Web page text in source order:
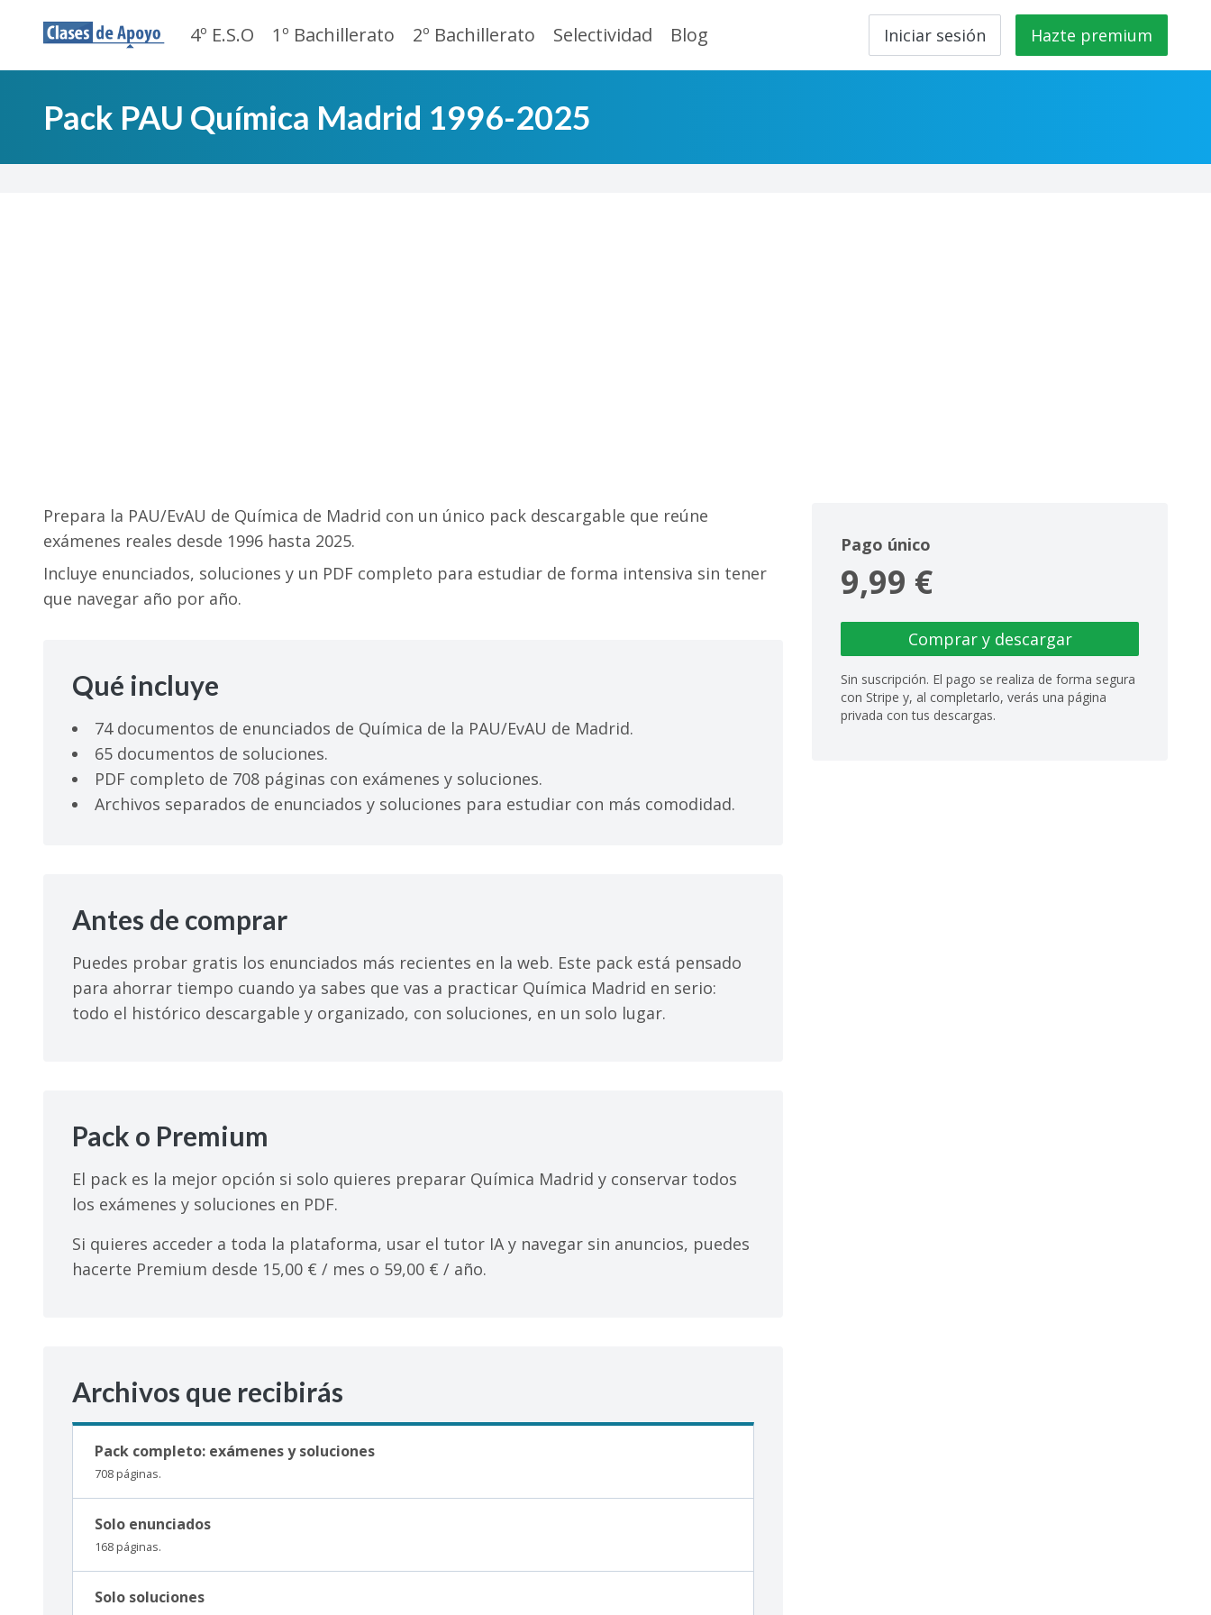
4º E.S.O 1º Bachillerato 2º Bachillerato Selectividad Blog Iniciar sesión Hazte premium
Pack PAU Química Madrid 1996-2025
Prepara la PAU/EvAU de Química de Madrid con un único pack descargable que reúne
exámenes reales desde 1996 hasta 2025.
Incluye enunciados, soluciones y un PDF completo para estudiar de forma intensiva sin tener
que navegar año por año.
Qué incluye
74 documentos de enunciados de Química de la PAU/EvAU de Madrid.
65 documentos de soluciones.
PDF completo de 708 páginas con exámenes y soluciones.
Archivos separados de enunciados y soluciones para estudiar con más comodidad.
Antes de comprar
Puedes probar gratis los enunciados más recientes en la web. Este pack está pensado
para ahorrar tiempo cuando ya sabes que vas a practicar Química Madrid en serio:
todo el histórico descargable y organizado, con soluciones, en un solo lugar.
Pack o Premium
El pack es la mejor opción si solo quieres preparar Química Madrid y conservar todos
los exámenes y soluciones en PDF.
Si quieres acceder a toda la plataforma, usar el tutor IA y navegar sin anuncios, puedes
hacerte Premium desde 15,00 € / mes o 59,00 € / año.
Archivos que recibirás
Pack completo: exámenes y soluciones
708 páginas.
Solo enunciados
168 páginas.
Solo soluciones
Pago único
9,99 €
Comprar y descargar
Sin suscripción. El pago se realiza de forma segura
con Stripe y, al completarlo, verás una página
privada con tus descargas.